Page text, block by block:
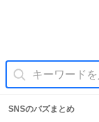
SNSのバズまとめ